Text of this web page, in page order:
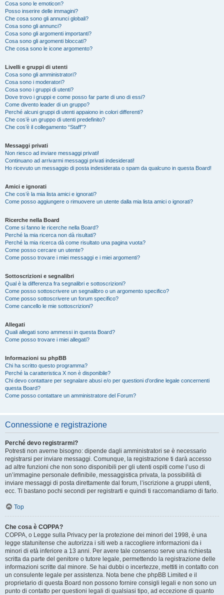
Cosa sono le emoticon?
Posso inserire delle immagini?
Che cosa sono gli annunci globali?
Cosa sono gli annunci?
Cosa sono gli argomenti importanti?
Cosa sono gli argomenti bloccati?
Che cosa sono le icone argomento?
Livelli e gruppi di utenti
Cosa sono gli amministratori?
Cosa sono i moderatori?
Cosa sono i gruppi di utenti?
Dove trovo i gruppi e come posso far parte di uno di essi?
Come divento leader di un gruppo?
Perché alcuni gruppi di utenti appaiono in colori differenti?
Che cos’è un gruppo di utenti predefinito?
Che cos’è il collegamento “Staff”?
Messaggi privati
Non riesco ad inviare messaggi privati!
Continuano ad arrivarmi messaggi privati indesiderati!
Ho ricevuto un messaggio di posta indesiderata o spam da qualcuno in questa Board!
Amici e ignorati
Che cos’è la mia lista amici e ignorati?
Come posso aggiungere o rimuovere un utente dalla mia lista amici o ignorati?
Ricerche nella Board
Come si fanno le ricerche nella Board?
Perché la mia ricerca non dà risultati?
Perché la mia ricerca dà come risultato una pagina vuota?
Come posso cercare un utente?
Come posso trovare i miei messaggi e i miei argomenti?
Sottoscrizioni e segnalibri
Qual è la differenza fra segnalibri e sottoscrizioni?
Come posso sottoscrivere un segnalibro o un argomento specifico?
Come posso sottoscrivere un forum specifico?
Come cancello le mie sottoscrizioni?
Allegati
Quali allegati sono ammessi in questa Board?
Come posso trovare i miei allegati?
Informazioni su phpBB
Chi ha scritto questo programma?
Perché la caratteristica X non è disponibile?
Chi devo contattare per segnalare abusi e/o per questioni d’ordine legale concernenti
questa Board?
Come posso contattare un amministratore del Forum?
Connessione e registrazione
Perché devo registrarmi?
Potresti non averne bisogno: dipende dagli amministratori se è necessario
registrarsi per inviare messaggi. Comunque, la registrazione ti darà accesso
ad altre funzioni che non sono disponibili per gli utenti ospiti come l’uso di
un’immagine personale definibile, messaggistica privata, la possibilità di
inviare messaggi di posta direttamente dal forum, l’iscrizione a gruppi utenti,
ecc. Ti bastano pochi secondi per registrarti e quindi ti raccomandiamo di farlo.
Top
Che cosa è COPPA?
COPPA, o Legge sulla Privacy per la protezione dei minori del 1998, è una
legge statunitense che autorizza i siti web a raccogliere informazioni da i
minori di età inferiore a 13 anni. Per avere tale consenso serve una richiesta
scritta da parte del genitore o tutore legale, permettendo la registrazione delle
informazioni scritte dal minore. Se hai dubbi o incertezze, mettiti in contatto con
un consulente legale per assistenza. Nota bene che phpBB Limited e il
proprietario di questa Board non possono fornire consigli legali e non sono un
punto di contatto per questioni legali di qualsiasi tipo, ad eccezione di quanto